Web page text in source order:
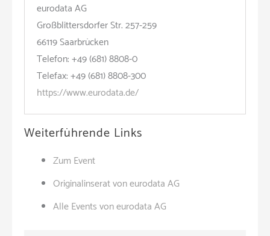
eurodata AG
Großblittersdorfer Str. 257-259
66119 Saarbrücken
Telefon: +49 (681) 8808-0
Telefax: +49 (681) 8808-300
https://www.eurodata.de/
Weiterführende Links
Zum Event
Originalinserat von eurodata AG
Alle Events von eurodata AG